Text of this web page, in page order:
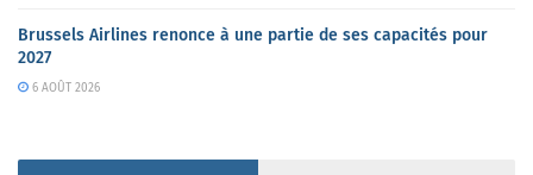
Brussels Airlines renonce à une partie de ses capacités pour
2027
6 AOÛT 2026